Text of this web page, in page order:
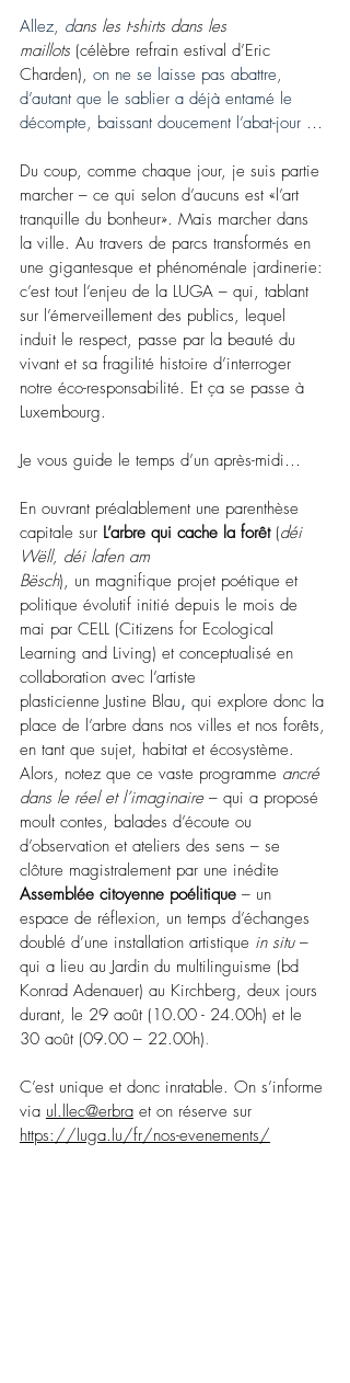
Allez, dans les t-shirts dans les
maillots (célèbre refrain estival d’Eric
Charden), on ne se laisse pas abattre,
d’autant que le sablier a déjà entamé le
décompte, baissant doucement l’abat-jour …
Du coup, comme chaque jour, je suis partie
marcher – ce qui selon d’aucuns est «l’art
tranquille du bonheur». Mais marcher dans
la ville. Au travers de parcs transformés en
une gigantesque et phénoménale jardinerie:
c’est tout l’enjeu de la LUGA – qui, tablant
sur l’émerveillement des publics, lequel
induit le respect, passe par la beauté du
vivant et sa fragilité histoire d’interroger
notre éco-responsabilité. Et ça se passe à
Luxembourg.
Je vous guide le temps d’un après-midi…
En ouvrant préalablement une parenthèse
capitale sur L’arbre qui cache la forêt (déi
Wëll, déi lafen am
Bësch), un magnifique projet poétique et
politique évolutif initié depuis le mois de
mai par CELL (Citizens for Ecological
Learning and Living) et conceptualisé en
collaboration avec l’artiste
plasticienne Justine Blau, qui explore donc la
place de l’arbre dans nos villes et nos forêts,
en tant que sujet, habitat et écosystème.
Alors, notez que ce vaste programme ancré
dans le réel et l’imaginaire – qui a proposé
moult contes, balades d’écoute ou
d’observation et ateliers des sens – se
clôture magistralement par une inédite
Assemblée citoyenne poélitique – un
espace de réflexion, un temps d’échanges
doublé d’une installation artistique in situ –
qui a lieu au Jardin du multilinguisme (bd
Konrad Adenauer) au Kirchberg, deux jours
durant, le 29 août (10.00 - 24.00h) et le
30 août (09.00 – 22.00h).
C’est unique et donc inratable. On s’informe
via ul.llec@erbra et on réserve sur
https://luga.lu/fr/nos-evenements/